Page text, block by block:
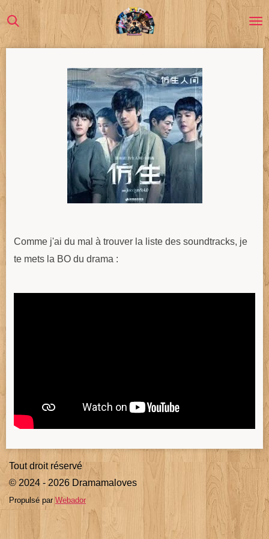
Passer
au
contenu
Comme j'ai du mal à trouver la liste des soundtracks, je
te mets la BO du drama :
Tout droit réservé
© 2024 - 2026 Dramamaloves
Propulsé parWebador